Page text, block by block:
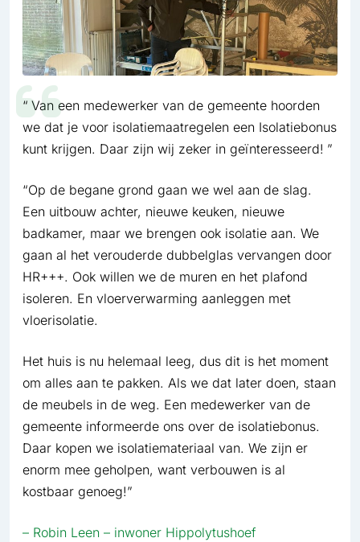
Van een medewerker van de gemeente hoorden
we dat je voor isolatiemaatregelen een Isolatiebonus
kunt krijgen. Daar zijn wij zeker in geïnteresseerd!
“Op de begane grond gaan we wel aan de slag.
Een uitbouw achter, nieuwe keuken, nieuwe
badkamer, maar we brengen ook isolatie aan. We
gaan al het verouderde dubbelglas vervangen door
HR+++. Ook willen we de muren en het plafond
isoleren. En vloerverwarming aanleggen met
vloerisolatie.
Het huis is nu helemaal leeg, dus dit is het moment
om alles aan te pakken. Als we dat later doen, staan
de meubels in de weg. Een medewerker van de
gemeente informeerde ons over de isolatiebonus.
Daar kopen we isolatiemateriaal van. We zijn er
enorm mee geholpen, want verbouwen is al
kostbaar genoeg!”
– Robin Leen – inwoner Hippolytushoef